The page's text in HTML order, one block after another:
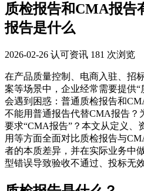
质检报告和CMA报告
报告是什么
2026-02-26 认可资讯 181 次浏览
在产品质量控制、电商入驻、招
案等场景中，企业经常需要提供
会遇到困惑：普通质检报告和
不能用普通报告代替CMA报告？
要求“CMA报告”？本文从定义、
用等方面全面对比质检报告与
者的本质差异，并在实际业务中
型错误导致验收不通过、投标无